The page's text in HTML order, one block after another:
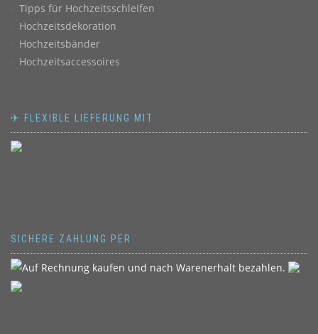
Tipps für Hochzeitsschleifen
Hochzeitsdekoration
Hochzeitsbänder
Hochzeitsaccessoires
✈ FLEXIBLE LIEFERUNG MIT
SICHERE ZAHLUNG PER